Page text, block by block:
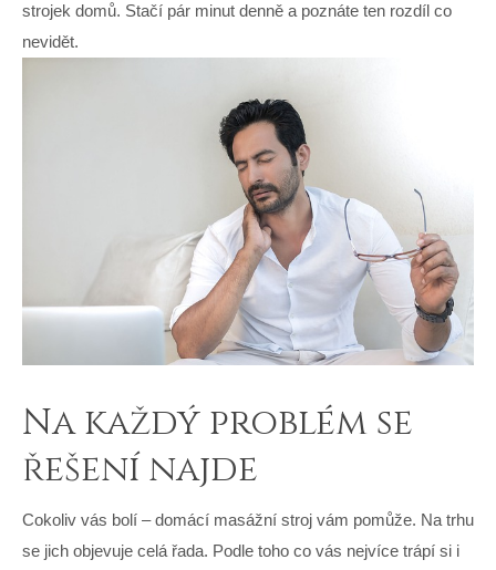
strojek domů. Stačí pár minut denně a poznáte ten rozdíl co
nevidět.
Na každý problém se
řešení najde
Cokoliv vás bolí – domácí masážní stroj vám pomůže. Na trhu
se jich objevuje celá řada. Podle toho co vás nejvíce trápí si i